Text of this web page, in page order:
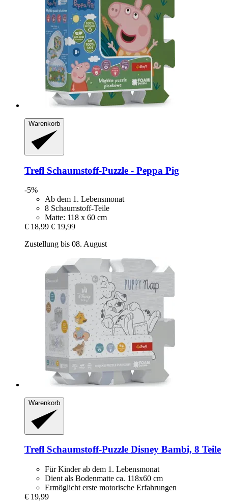
Warenkorb
Trefl Schaumstoff-​Puzzle -​ Peppa Pig
-5%
Ab dem 1. Lebensmonat
8 Schaumstoff-Teile
Matte: 118 x 60 cm
€ 18,99 € 19,99
Zustellung bis 08. August
Warenkorb
Trefl Schaumstoff-​Puzzle Disney Bambi, 8 Teile
Für Kinder ab dem 1. Lebensmonat
Dient als Bodenmatte ca. 118x60 cm
Ermöglicht erste motorische Erfahrungen
€ 19,99